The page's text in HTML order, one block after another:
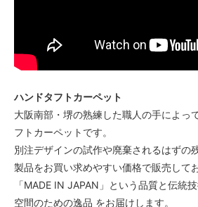
ハンドタフトカーペット
大阪南部・堺の熟練した職人の手によっ
フトカーペットです。
別注デザインの試作や廃棄されるはずの
製品をお買い求めやすい価格で販売して
「MADE IN JAPAN」という品質と伝統
空間のための逸品 をお届けします。